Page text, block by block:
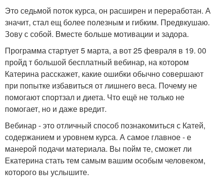
Это седьмой поток курса, он расширен и переработан. А
значит, стал ещ более полезным и гибким. Предвкушаю.
Зову с собой. Вместе больше мотивации и задора.
Программа стартует 5 марта, а вот 25 февраля в 19. 00
пройд т большой бесплатный вебинар, на котором
Катерина расскажет, какие ошибки обычно совершают
при попытке избавиться от лишнего веса. Почему не
помогают спортзал и диета. Что ещё не только не
помогает, но и даже вредит.
Вебинар - это отличный способ познакомиться с Катей,
содержанием и уровнем курса. А самое главное - е
манерой подачи материала. Вы пойм те, сможет ли
Екатерина стать тем самым вашим особым человеком,
которого вы услышите.